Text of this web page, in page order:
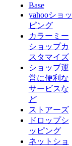
Base
yahooショッ
ピング
カラーミー
ショップカ
スタマイズ
ショップ運
営に便利な
サービスな
ど
ストアーズ
ドロップシ
ッピング
ネットショ